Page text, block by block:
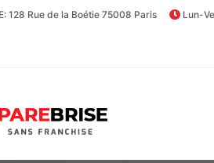
128 Rue de la Boétie 75008 Paris Lun-